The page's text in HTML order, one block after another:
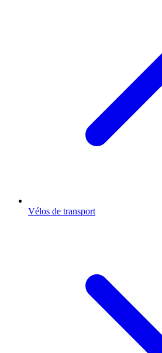
Vélos de transport